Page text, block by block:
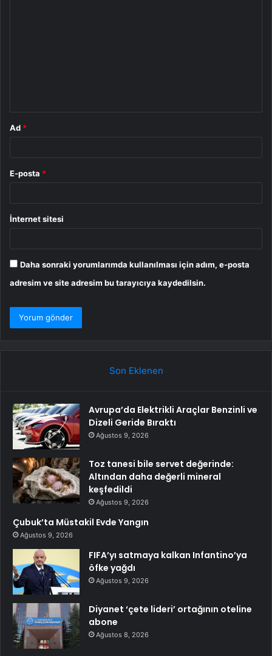
Ad *
E-posta *
İnternet sitesi
Daha sonraki yorumlarımda kullanılması için adım, e-posta
adresim ve site adresim bu tarayıcıya kaydedilsin.
Son Eklenen
Avrupa’da Elektrikli Araçlar Benzinli ve
Dizeli Geride Bıraktı
Ağustos 9, 2026
Toz tanesi bile servet değerinde:
Altından daha değerli mineral
keşfedildi
Ağustos 9, 2026
Çubuk’ta Müstakil Evde Yangın
Ağustos 9, 2026
FIFA’yı satmaya kalkan Infantino’ya
öfke yağdı
Ağustos 9, 2026
Diyanet ‘çete lideri’ ortağının oteline
abone
Ağustos 8, 2026